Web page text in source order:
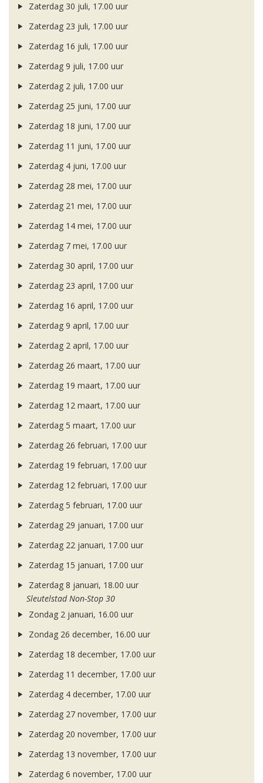
Zaterdag 30 juli, 17.00 uur
Zaterdag 23 juli, 17.00 uur
Zaterdag 16 juli, 17.00 uur
Zaterdag 9 juli, 17.00 uur
Zaterdag 2 juli, 17.00 uur
Zaterdag 25 juni, 17.00 uur
Zaterdag 18 juni, 17.00 uur
Zaterdag 11 juni, 17.00 uur
Zaterdag 4 juni, 17.00 uur
Zaterdag 28 mei, 17.00 uur
Zaterdag 21 mei, 17.00 uur
Zaterdag 14 mei, 17.00 uur
Zaterdag 7 mei, 17.00 uur
Zaterdag 30 april, 17.00 uur
Zaterdag 23 april, 17.00 uur
Zaterdag 16 april, 17.00 uur
Zaterdag 9 april, 17.00 uur
Zaterdag 2 april, 17.00 uur
Zaterdag 26 maart, 17.00 uur
Zaterdag 19 maart, 17.00 uur
Zaterdag 12 maart, 17.00 uur
Zaterdag 5 maart, 17.00 uur
Zaterdag 26 februari, 17.00 uur
Zaterdag 19 februari, 17.00 uur
Zaterdag 12 februari, 17.00 uur
Zaterdag 5 februari, 17.00 uur
Zaterdag 29 januari, 17.00 uur
Zaterdag 22 januari, 17.00 uur
Zaterdag 15 januari, 17.00 uur
Zaterdag 8 januari, 18.00 uur
Sleutelstad Non-Stop 30
Zondag 2 januari, 16.00 uur
Zondag 26 december, 16.00 uur
Zaterdag 18 december, 17.00 uur
Zaterdag 11 december, 17.00 uur
Zaterdag 4 december, 17.00 uur
Zaterdag 27 november, 17.00 uur
Zaterdag 20 november, 17.00 uur
Zaterdag 13 november, 17.00 uur
Zaterdag 6 november, 17.00 uur